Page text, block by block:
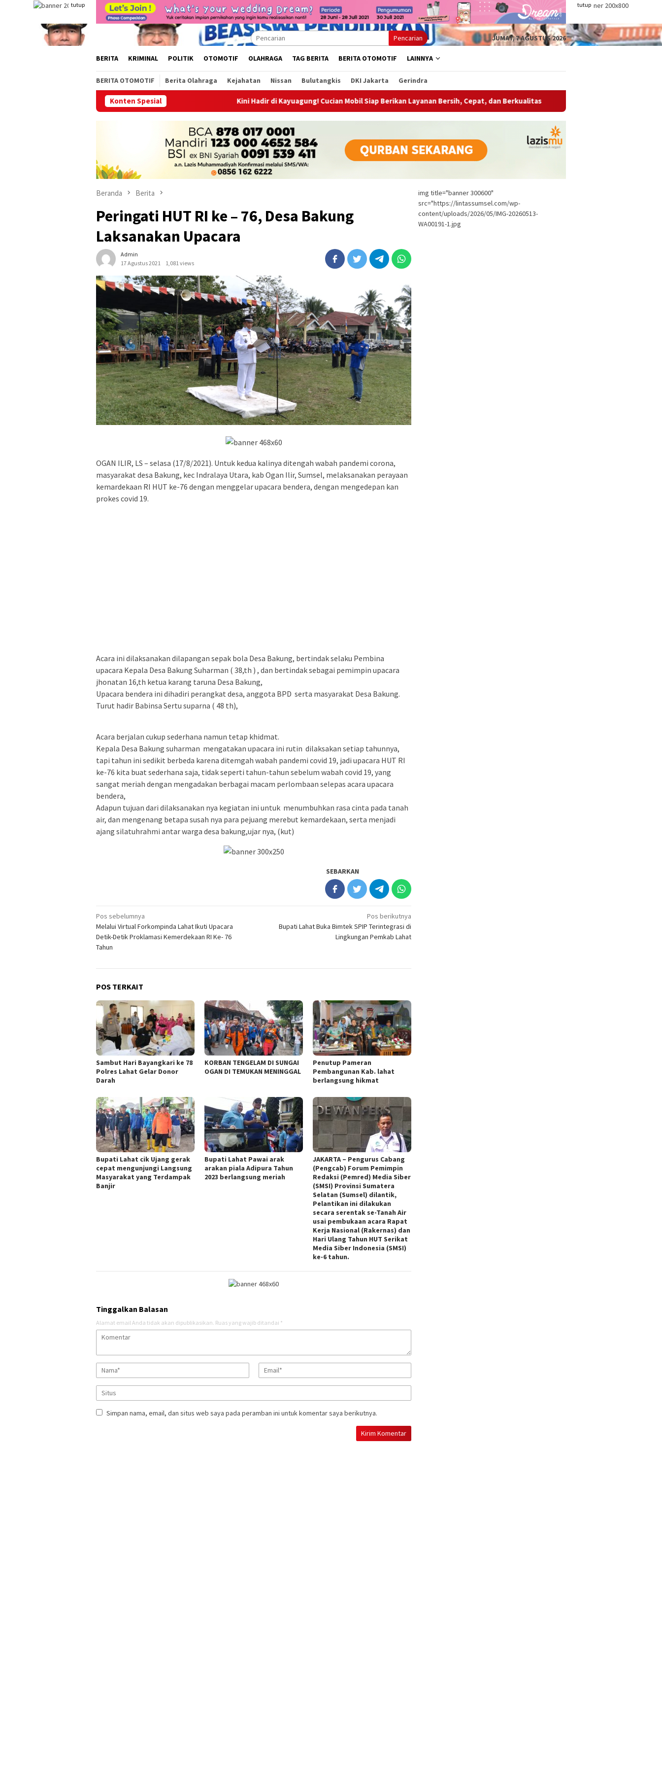
tutup tutup
Pencarian JUMAT, 7 AGUSTUS 2026
BERITA KRIMINAL POLITIK OTOMOTIF OLAHRAGA TAG BERITA BERITA OTOMOTIF LAINNYA
BERITA OTOMOTIF Berita Olahraga Kejahatan Nissan Bulutangkis DKI Jakarta Gerindra
Konten Spesial Kini Hadir di Kayuagung! Cucian Mobil Siap Berikan Layanan Bersih, Cepat, dan Berkualitas Wabup OKU Ajak Seluruh OPD
Beranda Berita
Peringati HUT RI ke – 76, Desa Bakung
Laksanakan Upacara
Admin
17 Agustus 2021
1,081 views
OGAN ILIR, LS – selasa (17/8/2021). Untuk kedua kalinya ditengah wabah pandemi corona,
masyarakat desa Bakung, kec Indralaya Utara, kab Ogan Ilir, Sumsel, melaksanakan perayaan
kemardekaan RI HUT ke-76 dengan menggelar upacara bendera, dengan mengedepan kan
prokes covid 19.
Acara ini dilaksanakan dilapangan sepak bola Desa Bakung, bertindak selaku Pembina
upacara Kepala Desa Bakung Suharman ( 38,th ) , dan bertindak sebagai pemimpin upacara
jhonatan 16,th ketua karang taruna Desa Bakung,
Upacara bendera ini dihadiri perangkat desa, anggota BPD serta masyarakat Desa Bakung.
Turut hadir Babinsa Sertu suparna ( 48 th),
Acara berjalan cukup sederhana namun tetap khidmat.
Kepala Desa Bakung suharman mengatakan upacara ini rutin dilaksakan setiap tahunnya,
tapi tahun ini sedikit berbeda karena ditemgah wabah pandemi covid 19, jadi upacara HUT RI
ke-76 kita buat sederhana saja, tidak seperti tahun-tahun sebelum wabah covid 19, yang
sangat meriah dengan mengadakan berbagai macam perlombaan selepas acara upacara
bendera,
Adapun tujuan dari dilaksanakan nya kegiatan ini untuk menumbuhkan rasa cinta pada tanah
air, dan mengenang betapa susah nya para pejuang merebut kemardekaan, serta menjadi
ajang silatuhrahmi antar warga desa bakung,ujar nya, (kut)
SEBARKAN
Navigasi
pos
Pos sebelumnya
Melalui Virtual Forkompinda Lahat Ikuti Upacara
Detik-Detik Proklamasi Kemerdekaan RI Ke- 76
Tahun
Pos berikutnya
Bupati Lahat Buka Bimtek SPIP Terintegrasi di
Lingkungan Pemkab Lahat
POS TERKAIT
Sambut Hari Bayangkari ke 78
Polres Lahat Gelar Donor
Darah
KORBAN TENGELAM DI SUNGAI
OGAN DI TEMUKAN MENINGGAL
Penutup Pameran
Pembangunan Kab. lahat
berlangsung hikmat
Bupati Lahat cik Ujang gerak
cepat mengunjungi Langsung
Masyarakat yang Terdampak
Banjir
Bupati Lahat Pawai arak
arakan piala Adipura Tahun
2023 berlangsung meriah
JAKARTA – Pengurus Cabang
(Pengcab) Forum Pemimpin
Redaksi (Pemred) Media Siber
(SMSI) Provinsi Sumatera
Selatan (Sumsel) dilantik,
Pelantikan ini dilakukan
secara serentak se-Tanah Air
usai pembukaan acara Rapat
Kerja Nasional (Rakernas) dan
Hari Ulang Tahun HUT Serikat
Media Siber Indonesia (SMSI)
ke-6 tahun.
Tinggalkan Balasan
Alamat email Anda tidak akan dipublikasikan. Ruas yang wajib ditandai *
Simpan nama, email, dan situs web saya pada peramban ini untuk komentar saya berikutnya.
img title="banner 300600"
src="https://lintassumsel.com/wp-
content/uploads/2026/05/IMG-20260513-
WA00191-1.jpg